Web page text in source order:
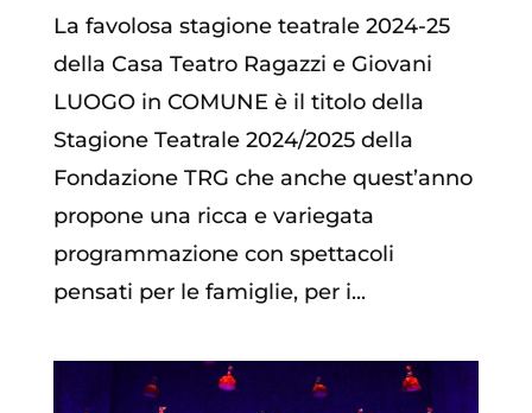
La favolosa stagione teatrale 2024-25
della Casa Teatro Ragazzi e Giovani
LUOGO in COMUNE è il titolo della
Stagione Teatrale 2024/2025 della
Fondazione TRG che anche quest’anno
propone una ricca e variegata
programmazione con spettacoli
pensati per le famiglie, per i...